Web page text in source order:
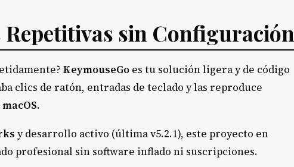
sin Configuración
KeymouseGo es tu solución ligera y de código
clics de ratón, entradas de teclado y las reproduce
.
y desarrollo activo (última v5.2.1), este proyecto en
profesional sin software inflado ni suscripciones.